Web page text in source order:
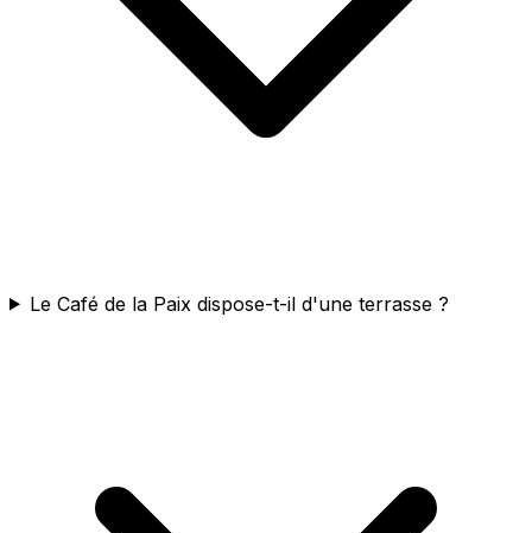
Le Café de la Paix dispose-t-il d'une terrasse ?